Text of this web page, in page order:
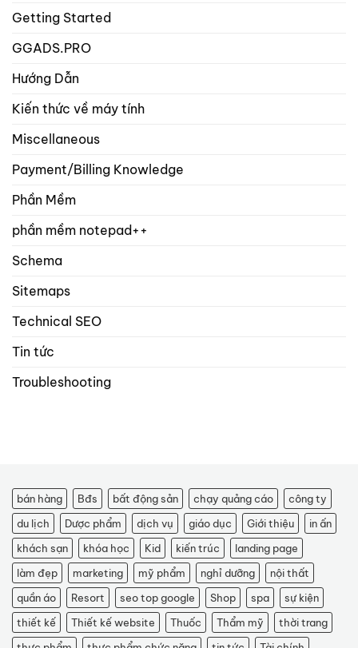
Getting Started
GGADS.PRO
Hướng Dẫn
Kiến thức về máy tính
Miscellaneous
Payment/Billing Knowledge
Phần Mềm
phần mềm notepad++
Schema
Sitemaps
Technical SEO
Tin tức
Troubleshooting
bán hàng Bđs bất động sản chạy quảng cáo
công ty
du lịch
Dược phẩm dịch vụ giáo dục Giới thiệu
in ấn
khách sạn
khóa học Kid kiến trúc
landing page
làm đẹp
marketing mỹ phẩm nghỉ dưỡng
nội thất
quần áo
Resort seo top google Shop spa
sự kiện
thiết kế
Thiết kế website Thuốc Thẩm mỹ
thời trang